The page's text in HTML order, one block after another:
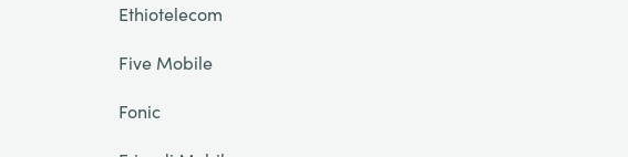
Ethiotelecom
Five Mobile
Fonic